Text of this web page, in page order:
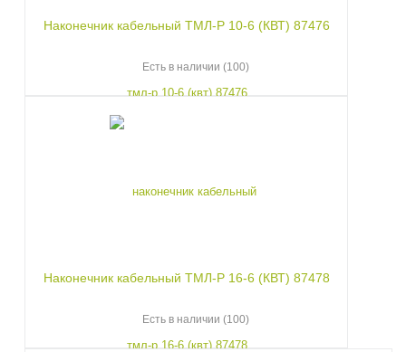
Наконечник кабельный ТМЛ-Р 10-6 (КВТ) 87476
Есть в наличии (100)
Наконечник кабельный ТМЛ-Р 16-6 (КВТ) 87478
Есть в наличии (100)